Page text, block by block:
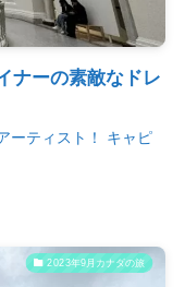
ナーの素敵なドレ
ーティスト！ キャピ
2023年9月カナダの旅